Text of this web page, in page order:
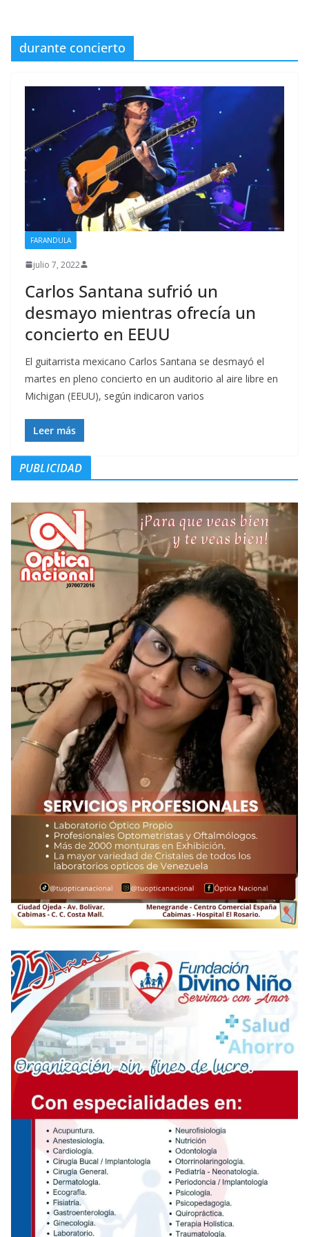
durante concierto
FARANDULA
julio 7, 2022
Carlos Santana sufrió un
desmayo mientras ofrecía un
concierto en EEUU
El guitarrista mexicano Carlos Santana se desmayó el
martes en pleno concierto en un auditorio al aire libre en
Michigan (EEUU), según indicaron varios
Leer más
PUBLICIDAD